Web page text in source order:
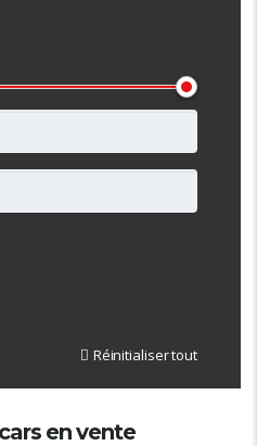
Réinitialiser tout
en vente